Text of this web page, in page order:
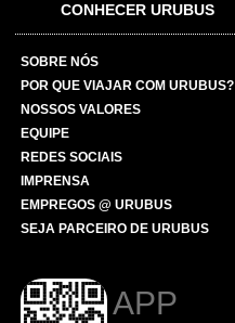
CONHECER URUBUS
SOBRE NÓS
POR QUE VIAJAR COM URUBUS?
NOSSOS VALORES
EQUIPE
REDES SOCIAIS
IMPRENSA
EMPREGOS @ URUBUS
SEJA PARCEIRO DE URUBUS
APP